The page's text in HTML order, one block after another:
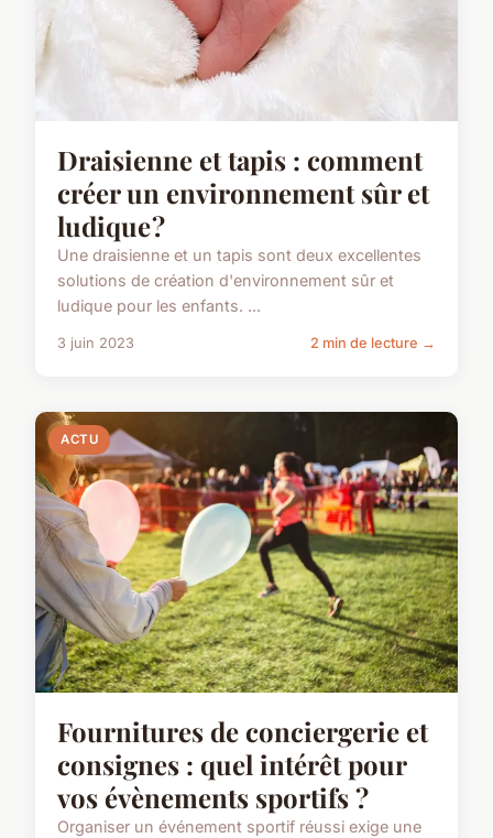
Draisienne et tapis : comment
créer un environnement sûr et
ludique ?
Une draisienne et un tapis sont deux excellentes
solutions de création d'environnement sûr et
ludique pour les enfants. ...
3 juin 2023 2 min de lecture →
ACTU
Fournitures de conciergerie et
consignes : quel intérêt pour
vos évènements sportifs ?
Organiser un événement sportif réussi exige une